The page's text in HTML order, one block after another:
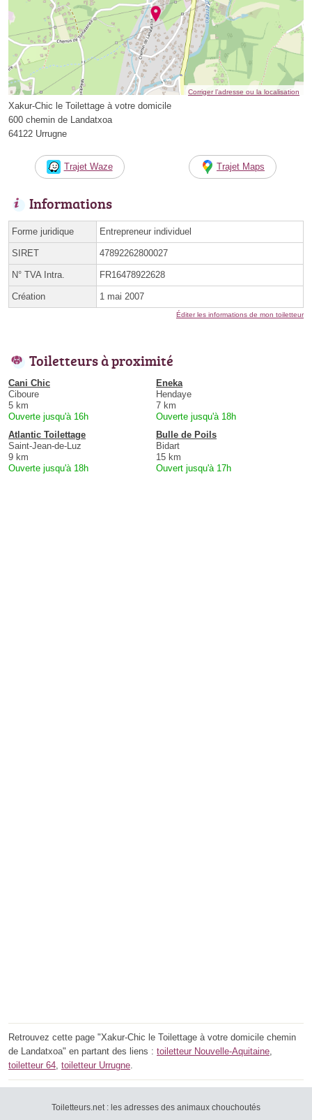
Corriger l’adresse ou la localisation
Xakur-Chic le Toilettage à votre domicile
600 chemin de Landatxoa
64122 Urrugne
Trajet Waze Trajet Maps
Informations
Forme juridique Entrepreneur individuel
SIRET 47892262800027
N° TVA Intra. FR16478922628
Création 1 mai 2007
Éditer les informations de mon toiletteur
Toiletteurs à proximité
Cani Chic
Ciboure
5 km
Ouverte jusqu'à 16h
Eneka
Hendaye
7 km
Ouverte jusqu'à 18h
Atlantic Toilettage
Saint-Jean-de-Luz
9 km
Ouverte jusqu'à 18h
Bulle de Poils
Bidart
15 km
Ouvert jusqu'à 17h
Retrouvez cette page "Xakur-Chic le Toilettage à votre domicile chemin
de Landatxoa" en partant des liens : toiletteur Nouvelle-Aquitaine,
toiletteur 64, toiletteur Urrugne.
Toiletteurs.net : les adresses des animaux chouchoutés